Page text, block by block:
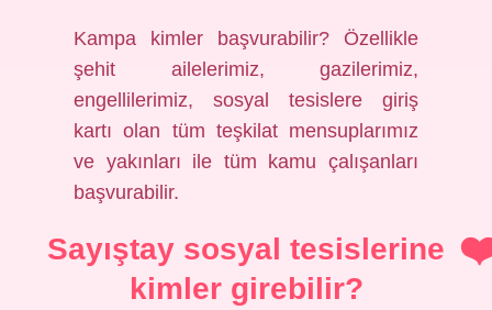
Kampa kimler başvurabilir? Özellikle
şehit ailelerimiz, gazilerimiz,
engellilerimiz, sosyal tesislere giriş
kartı olan tüm teşkilat mensuplarımız
ve yakınları ile tüm kamu çalışanları
başvurabilir.
Sayıştay sosyal tesislerine
kimler girebilir?